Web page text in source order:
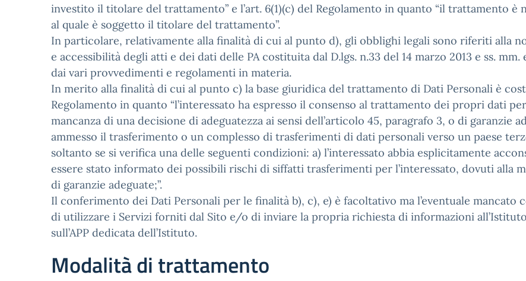
investito il titolare del trattamento” e l’art. 6(1)(c) del Regolamento in quanto “il trattamento è
al quale è soggetto il titolare del trattamento”.
In particolare, relativamente alla finalità di cui al punto d), gli obblighi legali sono riferiti alla
e accessibilità degli atti e dei dati delle PA costituita dal D.lgs. n.33 del 14 marzo 2013 e ss. mm.
dai vari provvedimenti e regolamenti in materia.
In merito alla finalità di cui al punto c) la base giuridica del trattamento di Dati Personali è
Regolamento in quanto “l’interessato ha espresso il consenso al trattamento dei propri dati
mancanza di una decisione di adeguatezza ai sensi dell’articolo 45, paragrafo 3, o di garanzie
ammesso il trasferimento o un complesso di trasferimenti di dati personali verso un paese
soltanto se si verifica una delle seguenti condizioni: a) l’interessato abbia esplicitamente
essere stato informato dei possibili rischi di siffatti trasferimenti per l’interessato, dovuti alla
di garanzie adeguate;”.
Il conferimento dei Dati Personali per le finalità b), c), e) è facoltativo ma l’eventuale
di utilizzare i Servizi forniti dal Sito e/o di inviare la propria richiesta di informazioni
sull’APP dedicata dell’Istituto.
Modalità di trattamento